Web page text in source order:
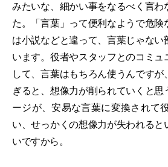
みたいな、細かい事をなるべく言わ
た。「言葉」って便利なようで危
は小説などと違って、言葉じゃな
います。役者やスタッフとのコミュ
して、言葉はもちろん使うんです
ぎると、想像力が削られていくと思
ージが、安易な言葉に変換されて
い、せっかくの想像力が失われる
いですから。